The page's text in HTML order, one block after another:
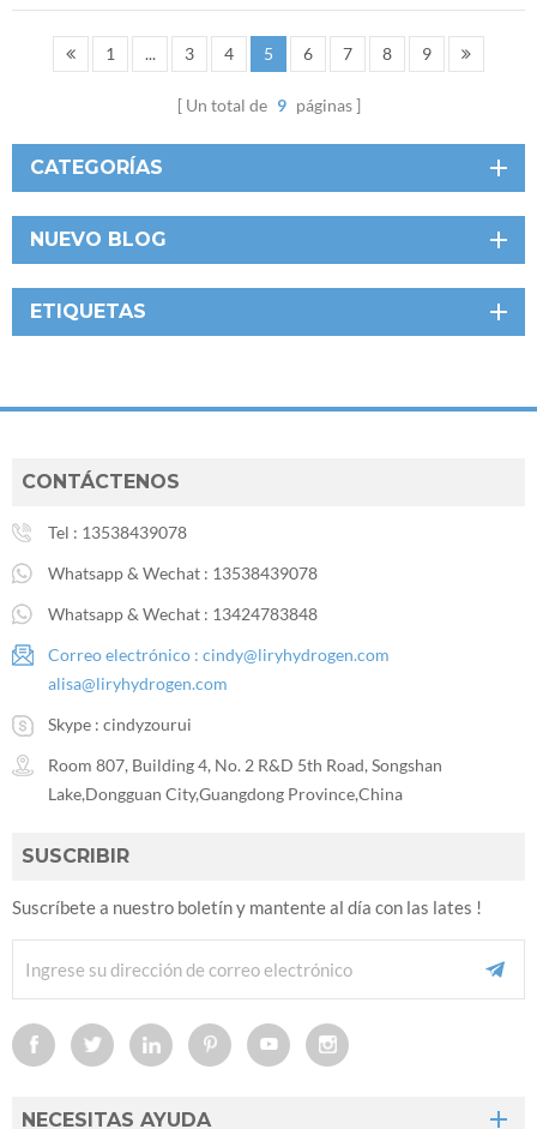
1 ... 3 4 5 6 7 8 9
Un total de 9 páginas
CATEGORÍAS
NUEVO BLOG
ETIQUETAS
CONTÁCTENOS
Tel : 13538439078
Whatsapp & Wechat : 13538439078
Whatsapp & Wechat : 13424783848
Correo electrónico : cindy@liryhydrogen.com
alisa@liryhydrogen.com
Skype : cindyzourui
Room 807, Building 4, No. 2 R&D 5th Road, Songshan
Lake,Dongguan City,Guangdong Province,China
SUSCRIBIR
Suscríbete a nuestro boletín y mantente al día con las lates !
NECESITAS AYUDA